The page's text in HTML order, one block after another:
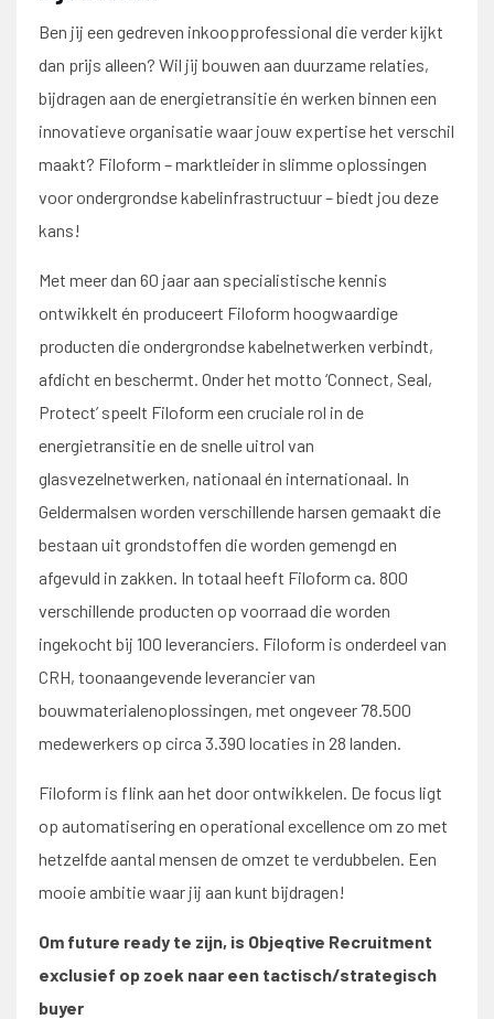
Ben jij een gedreven inkoopprofessional die verder kijkt
dan prijs alleen? Wil jij bouwen aan duurzame relaties,
bijdragen aan de energietransitie én werken binnen een
innovatieve organisatie waar jouw expertise het verschil
maakt? Filoform – marktleider in slimme oplossingen
voor ondergrondse kabelinfrastructuur – biedt jou deze
kans!
Met meer dan 60 jaar aan specialistische kennis
ontwikkelt én produceert Filoform hoogwaardige
producten die ondergrondse kabelnetwerken verbindt,
afdicht en beschermt. Onder het motto ‘Connect, Seal,
Protect’ speelt Filoform een cruciale rol in de
energietransitie en de snelle uitrol van
glasvezelnetwerken, nationaal én internationaal. In
Geldermalsen worden verschillende harsen gemaakt die
bestaan uit grondstoffen die worden gemengd en
afgevuld in zakken. In totaal heeft Filoform ca. 800
verschillende producten op voorraad die worden
ingekocht bij 100 leveranciers. Filoform is onderdeel van
CRH, toonaangevende leverancier van
bouwmaterialenoplossingen, met ongeveer 78.500
medewerkers op circa 3.390 locaties in 28 landen.
Filoform is flink aan het door ontwikkelen. De focus ligt
op automatisering en operational excellence om zo met
hetzelfde aantal mensen de omzet te verdubbelen. Een
mooie ambitie waar jij aan kunt bijdragen!
Om future ready te zijn, is Objeqtive Recruitment
exclusief op zoek naar een tactisch/strategisch
buyer